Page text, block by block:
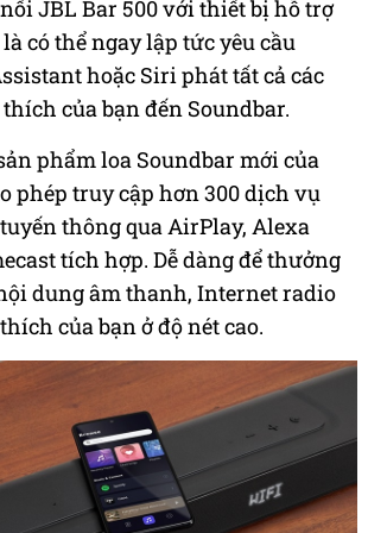
JBL Bar 500 với thiết bị hỗ trợ
có thể ngay lập tức yêu cầu
hoặc Siri phát tất cả các
của bạn đến Soundbar.
phẩm loa Soundbar mới của
phép truy cập hơn 300 dịch vụ
thông qua AirPlay, Alexa
tích hợp. Dễ dàng để thưởng
dung âm thanh, Internet radio
của bạn ở độ nét cao.